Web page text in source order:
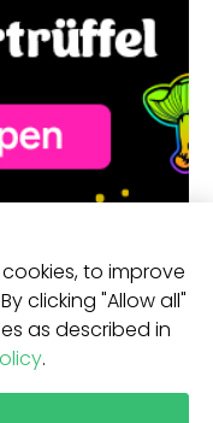
-
to improve
clicking "Allow all"
as described in
.